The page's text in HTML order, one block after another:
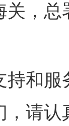
关，
和服
，请认